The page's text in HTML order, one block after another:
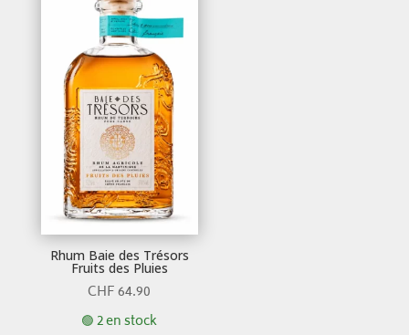
Rhum Baie des Trésors
Fruits des Pluies
CHF64.90
🟢 2 en stock